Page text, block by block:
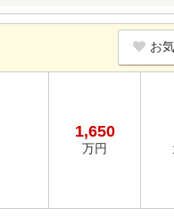
お
1,650
万円